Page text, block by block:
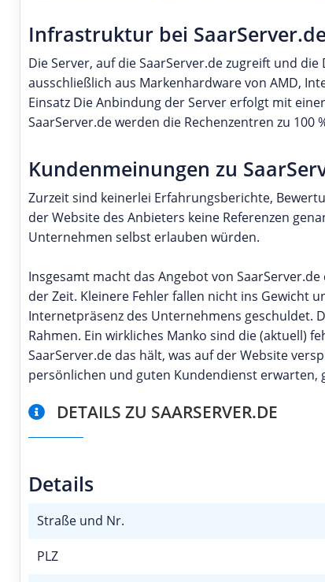
Infrastruktur bei
Die Server, auf die SaarServer.de zugreift und
ausschließlich aus Markenhardware von AMD,
Einsatz Die Anbindung der Server erfolgt mit
SaarServer.de werden die Rechenzentren zu
Kundenmeinungen zu
Zurzeit sind keinerlei Erfahrungsberichte,
der Website des Anbieters keine Referenzen
Unternehmen selbst erlauben würden.
Insgesamt macht das Angebot von
der Zeit. Kleinere Fehler fallen nicht ins Gewicht
Internetpräsenz des Unternehmens geschuldet.
Rahmen. Ein wirkliches Manko sind die (aktuell)
SaarServer.de das hält, was auf der Website
persönlichen und guten Kundendienst erwarten,
DETAILS ZU SAARSERVER.DE
Details
Straße und Nr.
PLZ